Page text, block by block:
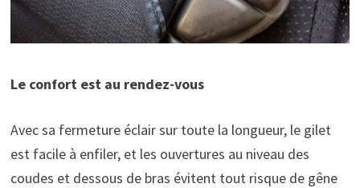
Le confort est au rendez-vous
Avec sa fermeture éclair sur toute la longueur, le gilet
est facile à enfiler, et les ouvertures au niveau des
coudes et dessous de bras évitent tout risque de gêne